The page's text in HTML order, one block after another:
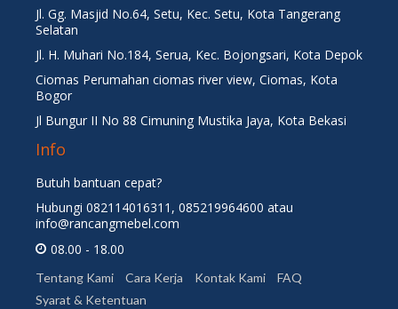
Jl. Gg. Masjid No.64, Setu, Kec. Setu, Kota Tangerang
Selatan
Jl. H. Muhari No.184, Serua, Kec. Bojongsari, Kota Depok
Ciomas Perumahan ciomas river view, Ciomas, Kota
Bogor
Jl Bungur II No 88 Cimuning Mustika Jaya, Kota Bekasi
Info
Butuh bantuan cepat?
Hubungi 082114016311, 085219964600 atau
info@rancangmebel.com
08.00 - 18.00
Tentang Kami Cara Kerja Kontak Kami
FAQ
Syarat & Ketentuan